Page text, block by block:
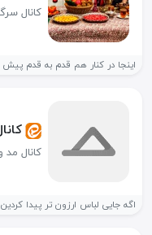
کانال
اینجا در کنار هم قدم به قدم پیش
کانال مد
اگه جایی لباس ارزون تر پیدا